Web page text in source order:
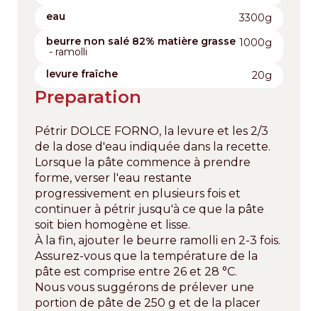
eau
3300g
beurre non salé 82% matière grasse
- ramolli
1000g
levure fraîche 20g
Preparation
Pétrir DOLCE FORNO, la levure et les 2/3
de la dose d'eau indiquée dans la recette.
Lorsque la pâte commence à prendre
forme, verser l'eau restante
progressivement en plusieurs fois et
continuer à pétrir jusqu'à ce que la pâte
soit bien homogène et lisse.
À la fin, ajouter le beurre ramolli en 2-3 fois.
Assurez-vous que la température de la
pâte est comprise entre 26 et 28 °C.
Nous vous suggérons de prélever une
portion de pâte de 250 g et de la placer